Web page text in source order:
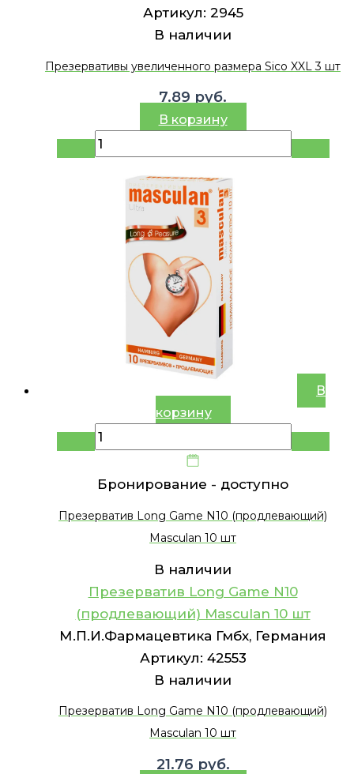
Артикул: 2945
В наличии
Презервативы увеличенного размера Sico XXL 3 шт
7.89 руб.
В корзину
В
корзину
Бронирование - доступно
Презерватив Long Game N10 (продлевающий)
Masculan 10 шт
В наличии
Презерватив Long Game N10
(продлевающий) Masculan 10 шт
М.П.И.Фармацевтика Гмбх, Германия
Артикул: 42553
В наличии
Презерватив Long Game N10 (продлевающий)
Masculan 10 шт
21.76 руб.